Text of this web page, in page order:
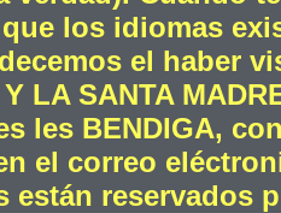
los idiomas
el haber
LA SANTA
les BENDIGA,
el correo
están reservados